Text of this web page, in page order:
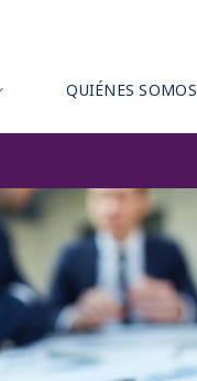
QUIÉNES SOMOS